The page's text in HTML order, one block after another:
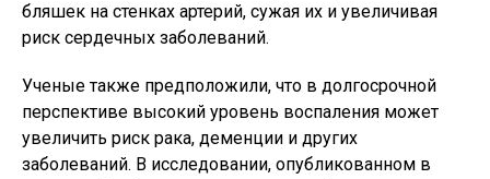
бляшек на стенках артерий, сужая их и увеличивая
риск сердечных заболеваний.
Ученые также предположили, что в долгосрочной
перспективе высокий уровень воспаления может
увеличить риск рака, деменции и других
заболеваний. В исследовании, опубликованном в